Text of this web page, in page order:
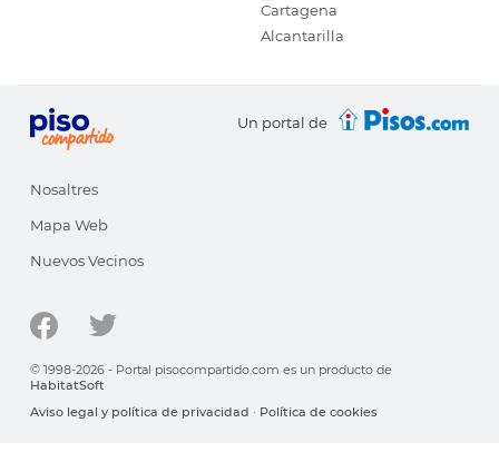
Cartagena
Alcantarilla
Un portal de
Nosaltres
Mapa Web
Nuevos Vecinos
© 1998-2026 - Portal pisocompartido.com es un producto de
HabitatSoft
Aviso legal y política de privacidad · Política de cookies